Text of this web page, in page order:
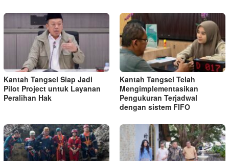
Kantah Tangsel Siap Jadi
Pilot Project untuk Layanan
Peralihan Hak
Kantah Tangsel Telah
Mengimplementasikan
Pengukuran Terjadwal
dengan sistem FIFO